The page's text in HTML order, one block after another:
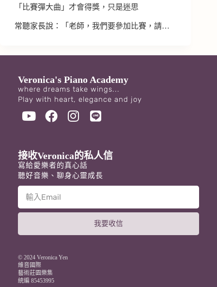
「比賽彈大曲」才會得獎，只是迷思
常聽家長說：「老師，我們要參加比賽，請…
Veronica's Piano Academy
where dreams take wings...
Play with heart, elegance and joy
接收Veronica的私人信
寫給愛樂者的真心話
聽好音樂、聊身心靈成長
我要收信
t
e
r
n
© 2024 Veronica Yen
維音國際
藝術莊園樂集
統編 85453995